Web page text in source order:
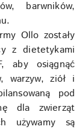
barwników,
Ollo zostały
z dietetykami
aby osiągnąć
warzyw, ziół i
pod
dla zwierząt
używamy są